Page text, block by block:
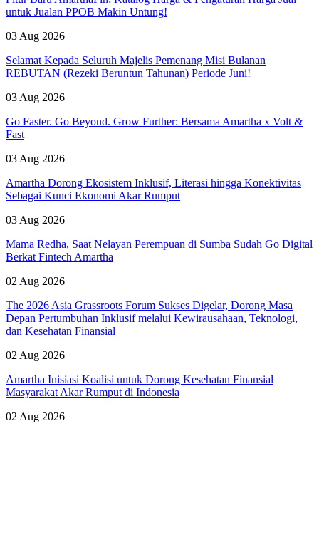
untuk Jualan PPOB Makin Untung!
03 Aug 2026
Selamat Kepada Seluruh Majelis Pemenang Misi Bulanan
REBUTAN (Rezeki Beruntun Tahunan) Periode Juni!
03 Aug 2026
Go Faster. Go Beyond. Grow Further: Bersama Amartha x Volt &
Fast
03 Aug 2026
Amartha Dorong Ekosistem Inklusif, Literasi hingga Konektivitas
Sebagai Kunci Ekonomi Akar Rumput
03 Aug 2026
Mama Redha, Saat Nelayan Perempuan di Sumba Sudah Go Digital
Berkat Fintech Amartha
02 Aug 2026
The 2026 Asia Grassroots Forum Sukses Digelar, Dorong Masa
Depan Pertumbuhan Inklusif melalui Kewirausahaan, Teknologi,
dan Kesehatan Finansial
02 Aug 2026
Amartha Inisiasi Koalisi untuk Dorong Kesehatan Finansial
Masyarakat Akar Rumput di Indonesia
02 Aug 2026